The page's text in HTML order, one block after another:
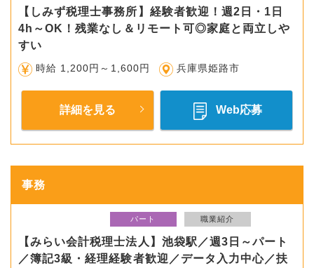
【しみず税理士事務所】経験者歓迎！週2日・1日
4h～OK！残業なし＆リモート可◎家庭と両立しや
すい
時給 1,200円～1,600円 兵庫県姫路市
詳細を見る Web応募
事務
パート 職業紹介
【みらい会計税理士法人】池袋駅／週3日～パート
／簿記3級・経理経験者歓迎／データ入力中心／扶